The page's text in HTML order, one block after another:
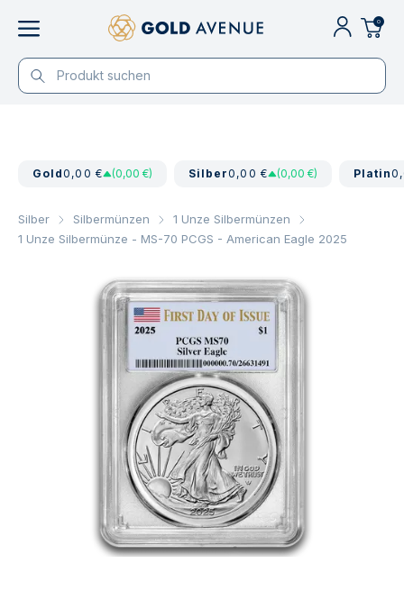
0
Gold0,00 € (0,00 €) Silber0,00 € (0,00 €) Platin
Silber Silbermünzen
1 Unze Silbermünzen
1 Unze Silbermünze - MS-70 PCGS - American Eagle 2025